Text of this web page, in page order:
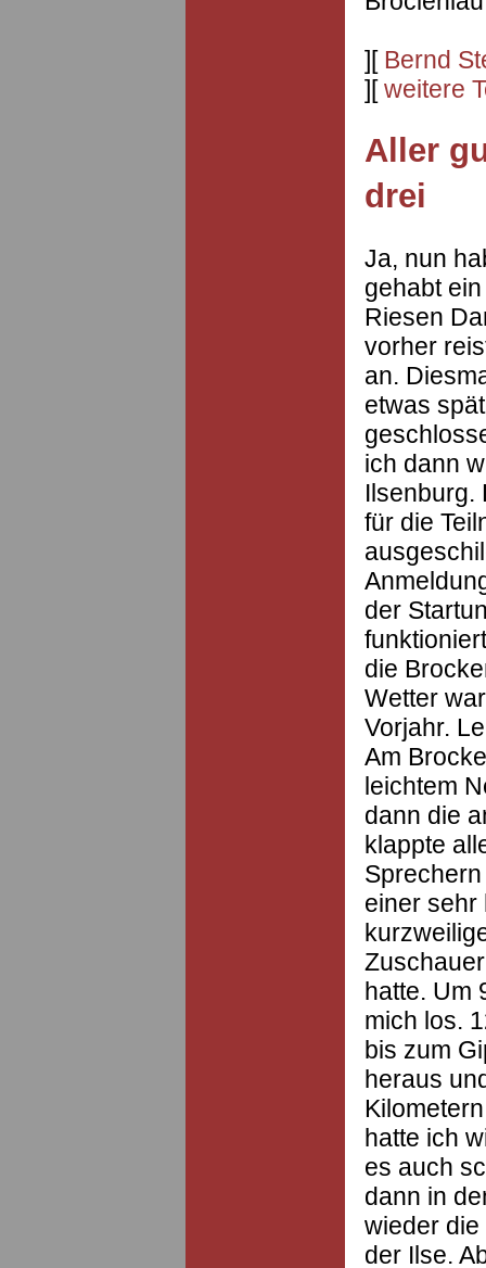
][ Bernd
][weitere
Aller
drei
Ja, nun
gehabt
Riesen
vorher
an.
etwas
ich dann
Ilsenburg.
für die
der
die
Wetter
Vorjahr.
Am
leichtem
dann die
klappte
einer sehr
hatte. Um
mich los.
bis zum
heraus
hatte ich
es auch
dann in
wieder
der Ilse.